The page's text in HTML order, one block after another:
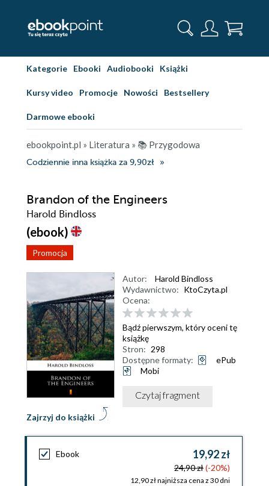
Kategorie Ebooki Audiobooki Książki
Kursy video Promocje Nowości Bestsellery
Darmowe ebooki
ebookpoint.pl » Literatura » 📚 Przygodowa
Codziennie inna książka za 9,90zł
Brandon of the Engineers
Harold Bindloss
(ebook)
Promocja
Zajrzyj do książki
Autor:
Harold Bindloss
Wydawnictwo: KtoCzyta.pl
Ocena:
Bądź pierwszym, który oceni tę
książkę
Stron: 298
Dostępne formaty:
ePub
Mobi
Czytaj fragment
Ebook 19,92 zł
24,90 zł(-20%)
12,90 zł najniższa cena z 30 dni